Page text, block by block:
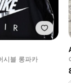
시블 롱파카